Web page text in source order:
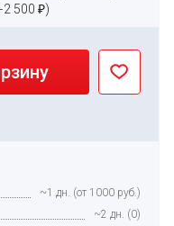
2 500 ₽)
~1 дн. (от 1000 руб.)
~2 дн. (0)